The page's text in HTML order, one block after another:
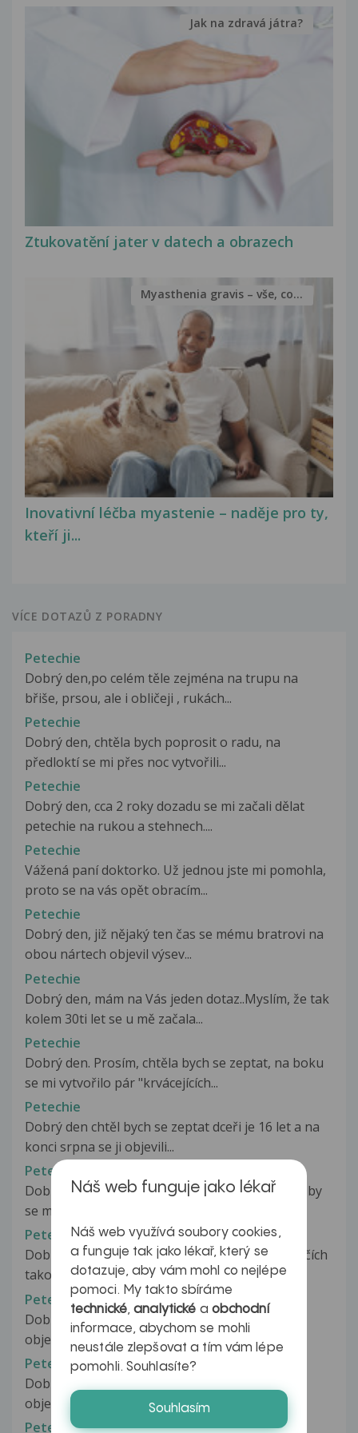
Ztukovatění jater v datech a obrazech
Jak na zdravá játra?
Inovativní léčba myastenie – naděje pro ty,
kteří ji...
Myasthenia gravis – vše, co...
VÍCE DOTAZŮ Z PORADNY
Petechie
Dobrý den,po celém těle zejména na trupu na
břiše, prsou, ale i obličeji , rukách...
Petechie
Dobrý den, chtěla bych poprosit o radu, na
předloktí se mi přes noc vytvořili...
Petechie
Dobrý den, cca 2 roky dozadu se mi začali dělat
petechie na rukou a stehnech....
Petechie
Vážená paní doktorko. Už jednou jste mi pomohla,
proto se na vás opět obracím...
Petechie
Dobrý den, již nějaký ten čas se mému bratrovi na
obou nártech objevil výsev...
Petechie
Dobrý den, mám na Vás jeden dotaz..Myslím, že tak
kolem 30ti let se u mě začala...
Petechie
Dobrý den. Prosím, chtěla bych se zeptat, na boku
se mi vytvořilo pár "krvácejících...
Petechie
Dobrý den chtěl bych se zeptat dceři je 16 let a na
konci srpna se ji objevili...
Petechie
Dobry den. Prosim o konzultaci o jaky problem by
se mohlo jednat. Dcera mela...
Petechie
Dobrý den, přítelkyně si dnes všimla na mých očích
takových modřinek.vypada...
Petechie
Dobrý den, před dvěma měsíci se mi začaly
objevovat drobné skvrnky na kůži....
Petechie
Dobrý den. Je mi 16 let a asi před 3 měsíci se mi
objevilo velké množství červených...
Petechie
Náš web funguje jako lékař
Náš web využívá soubory cookies,
a funguje tak jako lékař, který se
dotazuje, aby vám mohl co nejlépe
pomoci. My takto sbíráme
technické,analytické a obchodní
informace, abychom se mohli
neustále zlepšovat a tím vám lépe
pomohli. Souhlasíte?
Souhlasím